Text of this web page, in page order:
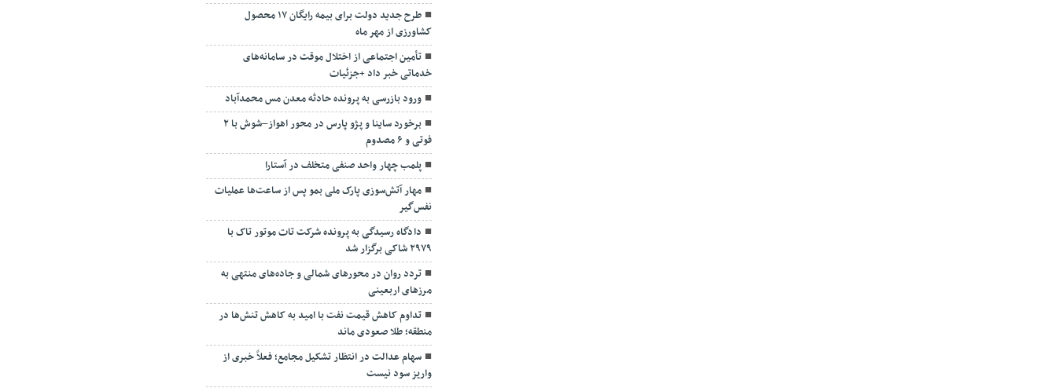
طرح جدید دولت برای بیمه رایگان ۱۷ محصول
کشاورزی از مهر ماه
تأمین اجتماعی از اختلال موقت در سامانه‌های
خدماتی خبر داد +جزئیات
ورود بازرسی به پرونده حادثه معدن مس محمدآباد
برخورد ساینا و پژو پارس در محور اهواز–شوش با ۲
فوتی و ۶ مصدوم
پلمب چهار واحد صنفی متخلف در آستارا
مهار آتش‌سوزی پارک ملی بمو پس از ساعت‌ها عملیات
نفس‌گیر
دادگاه رسیدگی به پرونده شرکت تات موتور تاک با
۲۹۷۹ شاکی برگزار شد
تردد روان در محورهای شمالی و جاده‌های منتهی به
مرزهای اربعینی
تداوم کاهش قیمت نفت با امید به کاهش تنش‌ها در
منطقه؛ طلا صعودی ماند
سهام عدالت در انتظار تشکیل مجامع؛ فعلاً خبری از
واریز سود نیست